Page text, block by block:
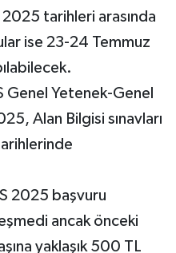
tarihleri arasında
ise 23-24 Temmuz
Genel Yetenek-Genel
Alan Bilgisi sınavları
2025 başvuru
ancak önceki
yaklaşık 500 TL